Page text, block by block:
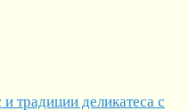
традиции деликатеса с